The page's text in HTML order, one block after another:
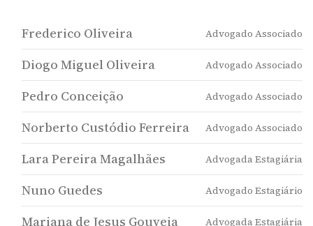
Frederico Oliveira Advogado Associado
Diogo Miguel Oliveira Advogado Associado
Pedro Conceição Advogado Associado
Norberto Custódio Ferreira Advogado Associado
Lara Pereira Magalhães Advogada Estagiária
Nuno Guedes Advogado Estagiário
Mariana de Jesus Gouveia Advogada Estagiária